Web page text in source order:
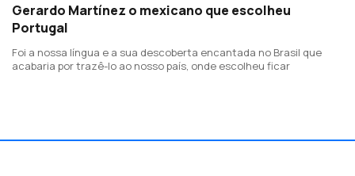
Gerardo Martínez o mexicano que escolheu
Portugal
Foi a nossa língua e a sua descoberta encantada no Brasil que
acabaria por trazê-lo ao nosso país, onde escolheu ficar